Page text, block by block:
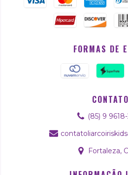
FORMAS DE
CONTATO
(85) 9
Fortaleza,